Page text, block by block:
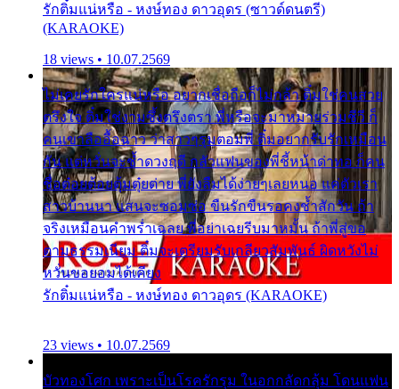
รักติ๋มแน่หรือ - หงษ์ทอง ดาวอุดร (ซาวด์ดนตรี)
(KARAOKE)
18 views • 10.07.2569
ไม่เคยรักใครแน่หรือ อยากเชื่อถือก็ไม่กล้า ติ๋มใช่คนสวย
ตรึงใจ ติ๋มใช่งามซึ้งตรึงตรา พี่หรือจะมาหมายร่วมชีวี ก็
คนเขาลืออื้อฉาว ว่าสาวๆรุมตอมพี่ ติ๋มอยากรับรักเหมือน
กัน แต่หวั่นจะช้ำดวงฤดี กลัวแฟนของพี่ชี้หน้าด่าทอ ก็คน
ชื่อต๋อยต้อยตุ้มตุ๋ยต่าย พี่ยังลืมได้ง่ายๆเลยหนอ แค่ตัวเรา
สาวบ้านนา แสนจะซอมซ่อ ขืนรักขืนรอคงช้ำสักวัน ถ้า
จริงเหมือนคำพร่ำเฉลย พี่อย่าเฉยรีบมาหมั้น ถ้าพี่สู่ขอ
ตามธรรมเนียม ติ๋มจะเตรียมรับเกลียวสัมพันธ์ ผิดหวังไม่
หวั่นขอยอมได้เคียง
รักติ๋มแน่หรือ - หงษ์ทอง ดาวอุดร (KARAOKE)
23 views • 10.07.2569
บัวทองโศก เพราะเป็นโรครักรุม ในอกกลัดกลุ้ม โดนแฟน